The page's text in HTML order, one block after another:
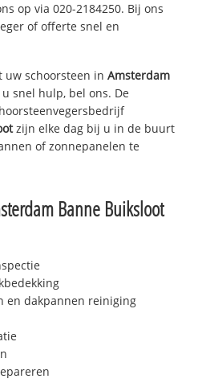
op via 020-2184250. Bij ons
of offerte snel en
uw schoorsteen inAmsterdam
snel hulp, bel ons. De
zijn elke dag bij u in de buurt
of zonnepanelen te
Banne Buiksloot
en dakpannen reiniging